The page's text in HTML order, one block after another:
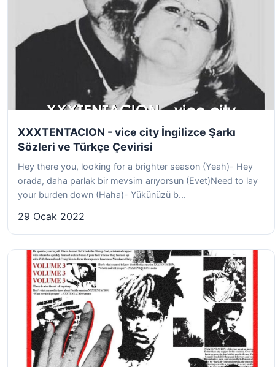
XXXTENTACION - vice city İngilizce Şarkı
Sözleri ve Türkçe Çevirisi
Hey there you, looking for a brighter season (Yeah)- Hey
orada, daha parlak bir mevsim arıyorsun (Evet)Need to lay
your burden down (Haha)- Yükünüzü b...
29 Ocak 2022